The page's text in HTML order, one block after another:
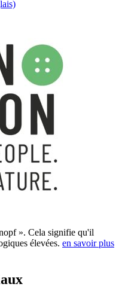
». Cela signifie qu'il
élevées. en savoir plus